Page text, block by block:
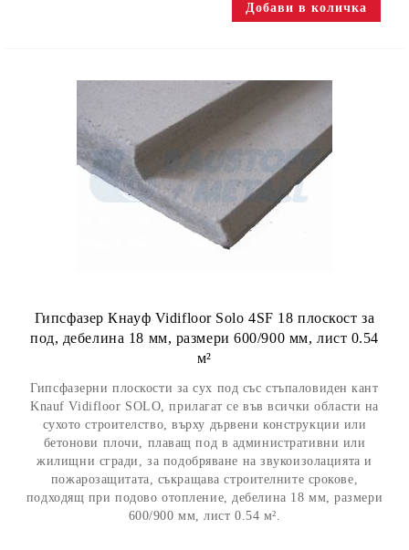
Гипсфазер Кнауф Vidifloor Solo 4SF 18 плоскост за
под, дебелина 18 мм, размери 600/900 мм, лист 0.54
м²
Гипсфазерни плоскости за сух под със стъпаловиден кант
Knauf Vidifloor SOLO, прилагат се във всички области на
сухото строителство, върху дървени конструкции или
бетонови плочи, плаващ под в административни или
жилищни сгради, за подобряване на звукоизолацията и
пожарозащитата, съкращава строителните срокове,
подходящ при подово отопление, дебелина 18 мм, размери
600/900 мм, лист 0.54 м².